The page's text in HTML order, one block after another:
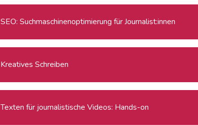
SEO: Suchmaschinenoptimierung für Journalist:innen
Kreatives Schreiben
Texten für journalistische Videos: Hands-on